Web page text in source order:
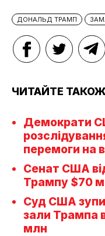
ДОНАЛЬД ТРАМП
ЧИТАЙТЕ
Демократи
перемоги на
Сенат США
Трампу $70
Суд США
зали Трампа
млн